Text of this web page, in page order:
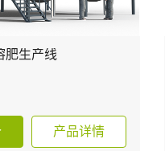
肥生产线
产品详情